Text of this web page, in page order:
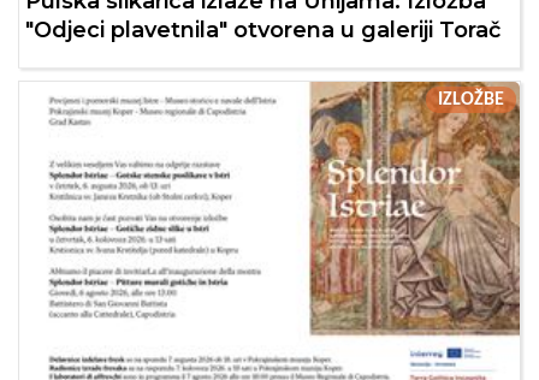
"Odjeci plavetnila" otvorena u galeriji Torač
IZLOŽBE